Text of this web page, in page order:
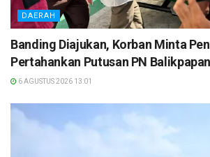
DAERAH
Banding Diajukan, Korban Minta
Pertahankan Putusan PN Balikpapan
6 AGUSTUS 2026 13:01